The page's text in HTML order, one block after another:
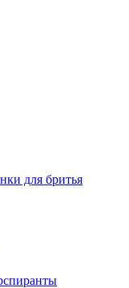
для бритья